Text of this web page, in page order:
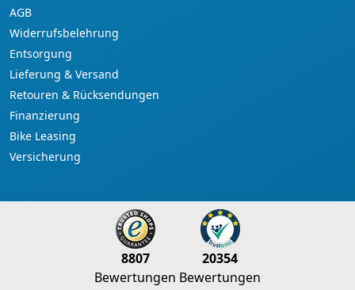
AGB
Widerrufsbelehrung
Entsorgung
Lieferung & Versand
Retouren & Rücksendungen
Finanzierung
Bike Leasing
Versicherung
8807
Bewertungen
20354
Bewertungen